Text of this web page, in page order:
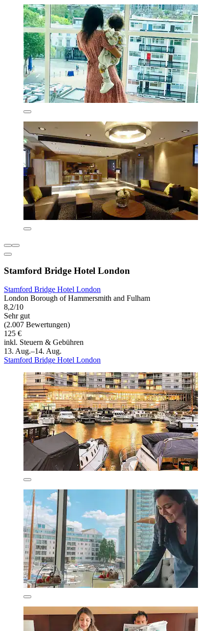
Stamford Bridge Hotel London
Stamford Bridge Hotel London
London Borough of Hammersmith and Fulham
8,2/10
Sehr gut
(2.007 Bewertungen)
125 €
inkl. Steuern & Gebühren
13. Aug.–14. Aug.
Stamford Bridge Hotel London